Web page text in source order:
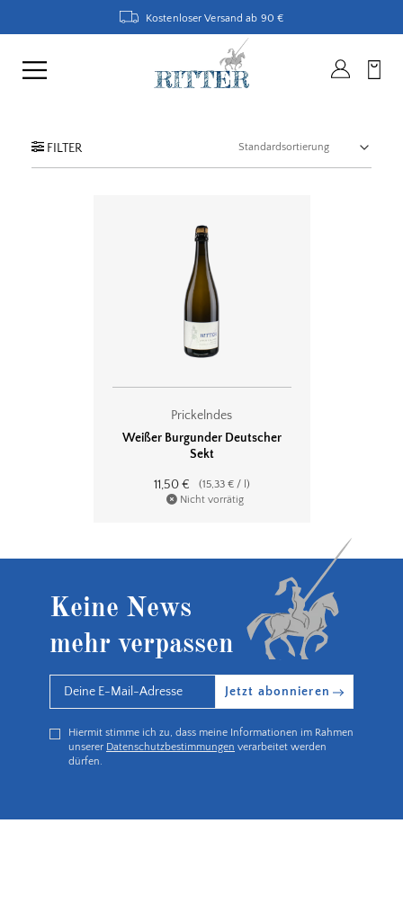
Kostenloser Versand ab 90 €
FILTER
Prickelndes
Weißer Burgunder Deutscher
Sekt
11,50€ (15,33 €/
)
Nicht vorrätig
Keine News
mehr verpassen
Hiermit stimme ich zu, dass meine Informationen im Rahmen
unserer Datenschutzbestimmungen verarbeitet werden
dürfen.
Jetzt abonnieren